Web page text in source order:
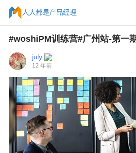
#woshiPM训练营#广州站-第一
july
12 年前